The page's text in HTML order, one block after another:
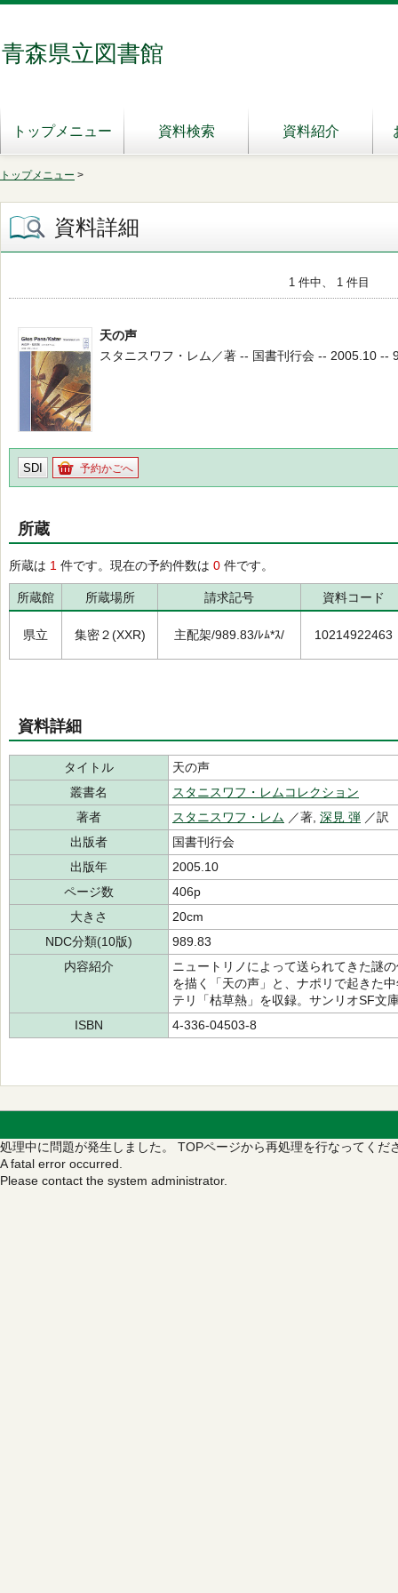
青森県立図書館
トップメニュー 資料検索 資料紹介
トップメニュー >
資料詳細
1 件中、 1 件目
天の声
スタニスワフ・レム／著 -- 国書刊行会 -- 2005.10 --
SDI 予約かごへ
所蔵
所蔵は 1 件です。現在の予約件数は 0 件です。
所蔵館 所蔵場所 請求記号 資料コード
県立 集密２(XXR) 主配架/989.83/ﾚﾑ*ｽ/ 10214922463
資料詳細
タイトル
天の声
叢書名
スタニスワフ・レムコレクション
著者
スタニスワフ・レム ／著, 深見 弾 ／訳
出版者
国書刊行会
出版年
2005.10
ページ数
406p
大きさ
20cm
NDC分類(10版)
989.83
内容紹介
ニュートリノによって送られてきた謎
を描く「天の声」と、ナポリで起きた
テリ「枯草熱」を収録。サンリオSF文
ISBN
4-336-04503-8
処理中に問題が発生しました。 TOPページから再処理を行なってくだ
A fatal error occurred.
Please contact the system administrator.